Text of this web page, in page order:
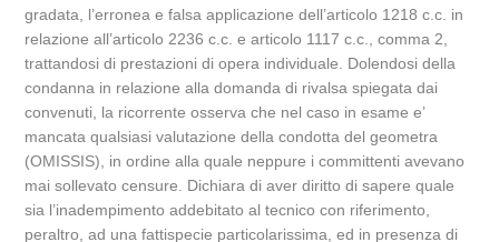
gradata, l’erronea e falsa applicazione dell’articolo 1218 c.c. in
relazione all’articolo 2236 c.c. e articolo 1117 c.c., comma 2,
trattandosi di prestazioni di opera individuale. Dolendosi della
condanna in relazione alla domanda di rivalsa spiegata dai
convenuti, la ricorrente osserva che nel caso in esame e’
mancata qualsiasi valutazione della condotta del geometra
(OMISSIS), in ordine alla quale neppure i committenti avevano
mai sollevato censure. Dichiara di aver diritto di sapere quale
sia l’inadempimento addebitato al tecnico con riferimento,
peraltro, ad una fattispecie particolarissima, ed in presenza di